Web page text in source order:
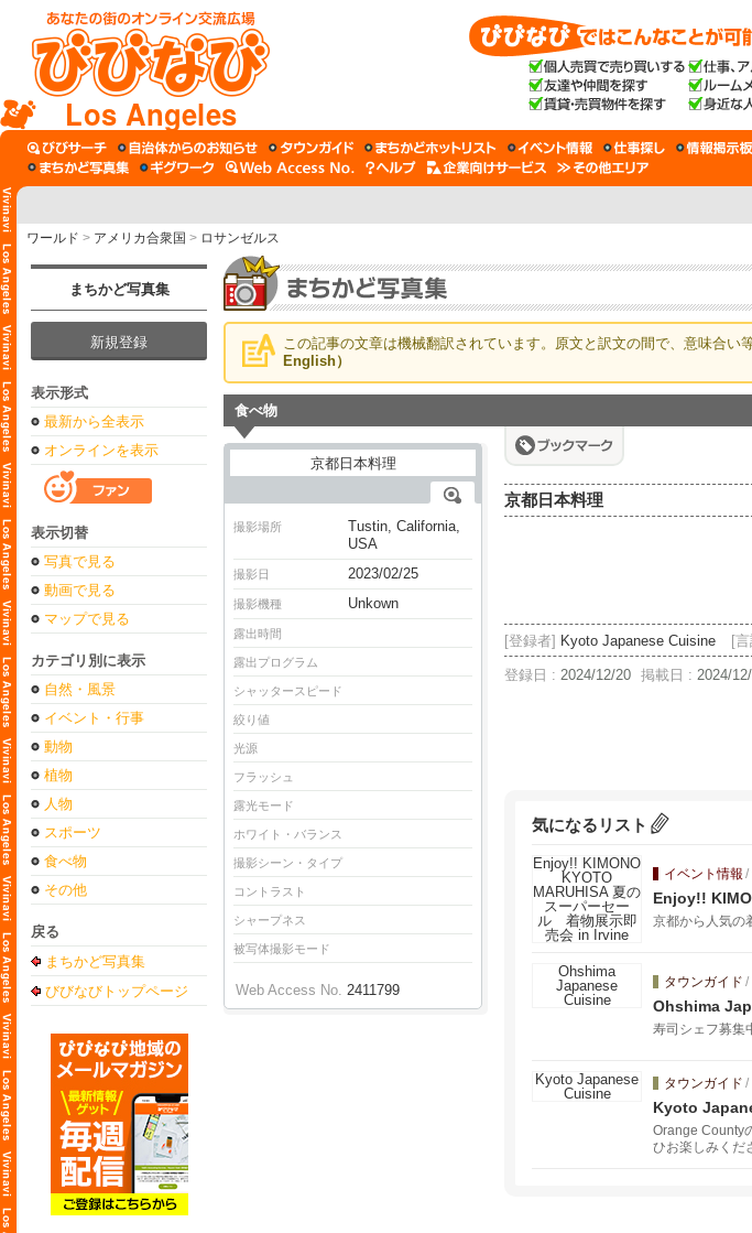
Los Angeles
ワールド > アメリカ合衆国 > ロサンゼルス
まちかど写真集
新規登録
表示形式
最新から全表示
オンラインを表示
表示切替
写真で見る
動画で見る
マップで見る
カテゴリ別に表示
自然・風景
イベント・行事
動物
植物
人物
スポーツ
食べ物
その他
戻る
まちかど写真集
びびなびトップページ
この記事の文章は機械翻訳されています。原文と訳文の間で、意味合い
English）
食べ物
撮影場所
Tustin, California,
USA
撮影日 2023/02/25
撮影機種 Unkown
露出時間
露出プログラム
シャッタースピード
絞り値
光源
フラッシュ
露光モード
ホワイト・バランス
撮影シーン・タイプ
コントラスト
シャープネス
被写体撮影モード
Web Access No. 2411799
京都日本料理
[登録者] Kyoto Japanese Cuisine [
登録日 : 2024/12/20 掲載日 : 2024/
気になるリスト
イベント情報 /
Enjoy!!
Irvine
京都から人気の
タウンガイド /
Ohshima
寿司シェフ募集
タウンガイド /
Kyoto
Orange County
ひお楽しみくだ